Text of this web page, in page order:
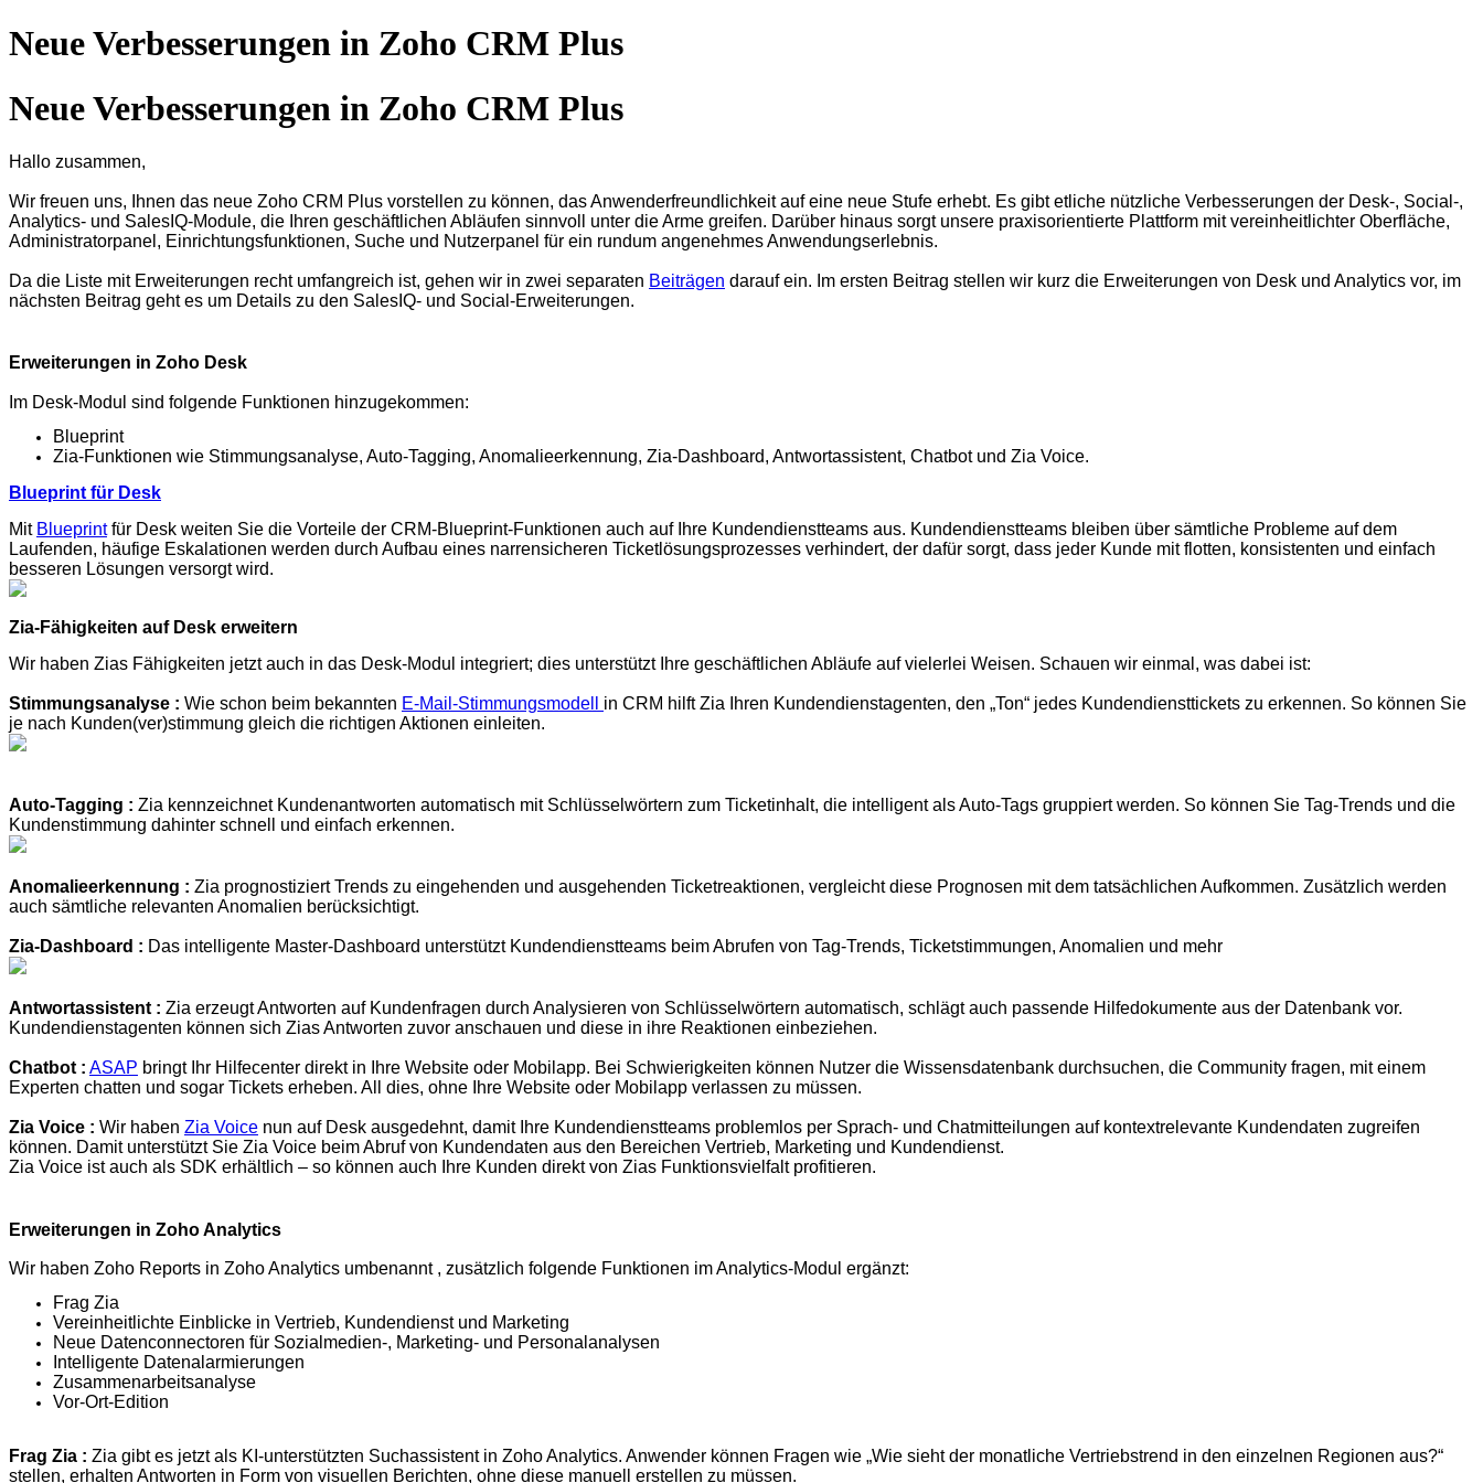
Neue Verbesserungen in Zoho CRM Plus
Neue Verbesserungen in Zoho CRM Plus
Hallo zusammen,
Wir freuen uns, Ihnen das neue Zoho CRM Plus vorstellen zu können, das Anwenderfreundlichkeit auf eine neue Stufe erhebt. Es gibt etliche nützliche Verbesserungen der Desk-, Social-,
Analytics- und SalesIQ-Module, die Ihren geschäftlichen Abläufen sinnvoll unter die Arme greifen. Darüber hinaus sorgt unsere praxisorientierte Plattform mit vereinheitlichter Oberfläche,
Administratorpanel, Einrichtungsfunktionen, Suche und Nutzerpanel für ein rundum angenehmes Anwendungserlebnis.
Da die Liste mit Erweiterungen recht umfangreich ist, gehen wir in zwei separaten Beiträgen darauf ein. Im ersten Beitrag stellen wir kurz die Erweiterungen von Desk und Analytics vor, im
nächsten Beitrag geht es um Details zu den SalesIQ- und Social-Erweiterungen.
Erweiterungen in Zoho Desk
Im Desk-Modul sind folgende Funktionen hinzugekommen:
Blueprint
Zia-Funktionen wie Stimmungsanalyse, Auto-Tagging, Anomalieerkennung, Zia-Dashboard, Antwortassistent, Chatbot und Zia Voice.
Blueprint für Desk
Mit Blueprintfür Desk weiten Sie die Vorteile der CRM-Blueprint-Funktionen auch auf Ihre Kundendienstteams aus. Kundendienstteams bleiben über sämtliche Probleme auf dem
Laufenden, häufige Eskalationen werden durch Aufbau eines narrensicheren Ticketlösungsprozesses verhindert, der dafür sorgt, dass jeder Kunde mit flotten, konsistenten und einfach
besseren Lösungen versorgt wird.
Zia-Fähigkeiten auf Desk erweitern
Wir haben Zias Fähigkeiten jetzt auch in das Desk-Modul integriert; dies unterstützt Ihre geschäftlichen Abläufe auf vielerlei Weisen. Schauen wir einmal, was dabei ist:
Stimmungsanalyse : Wie schon beim bekannten E-Mail-Stimmungsmodell in CRM hilft Zia Ihren Kundendienstagenten, den „Ton“ jedes Kundendiensttickets zu erkennen. So können Sie
je nach Kunden(ver)stimmung gleich die richtigen Aktionen einleiten.
Auto-Tagging : Zia kennzeichnet Kundenantworten automatisch mit Schlüsselwörtern zum Ticketinhalt, die intelligent als Auto-Tags gruppiert werden. So können Sie Tag-Trends und die
Kundenstimmung dahinter schnell und einfach erkennen.
Anomalieerkennung : Zia prognostiziert Trends zu eingehenden und ausgehenden Ticketreaktionen, vergleicht diese Prognosen mit dem tatsächlichen Aufkommen. Zusätzlich werden
auch sämtliche relevanten Anomalien berücksichtigt.
Zia-Dashboard : Das intelligente Master-Dashboard unterstützt Kundendienstteams beim Abrufen von Tag-Trends, Ticketstimmungen, Anomalien und mehr
Antwortassistent : Zia erzeugt Antworten auf Kundenfragen durch Analysieren von Schlüsselwörtern automatisch, schlägt auch passende Hilfedokumente aus der Datenbank vor.
Kundendienstagenten können sich Zias Antworten zuvor anschauen und diese in ihre Reaktionen einbeziehen.
Chatbot : ASAP bringt Ihr Hilfecenter direkt in Ihre Website oder Mobilapp. Bei Schwierigkeiten können Nutzer die Wissensdatenbank durchsuchen, die Community fragen, mit einem
Experten chatten und sogar Tickets erheben. All dies, ohne Ihre Website oder Mobilapp verlassen zu müssen.
Zia Voice : Wir haben Zia Voice nun auf Desk ausgedehnt, damit Ihre Kundendienstteams problemlos per Sprach- und Chatmitteilungen auf kontextrelevante Kundendaten zugreifen
können. Damit unterstützt Sie Zia Voice beim Abruf von Kundendaten aus den Bereichen Vertrieb, Marketing und Kundendienst.
Zia Voice ist auch als SDK erhältlich – so können auch Ihre Kunden direkt von Zias Funktionsvielfalt profitieren.
Erweiterungen in Zoho Analytics
Wir haben Zoho Reports in Zoho Analytics umbenannt , zusätzlich folgende Funktionen im Analytics-Modul ergänzt:
Frag Zia
Vereinheitlichte Einblicke in Vertrieb, Kundendienst und Marketing
Neue Datenconnectoren für Sozialmedien-, Marketing- und Personalanalysen
Intelligente Datenalarmierungen
Zusammenarbeitsanalyse
Vor-Ort-Edition
Frag Zia : Zia gibt es jetzt als KI-unterstützten Suchassistent in Zoho Analytics. Anwender können Fragen wie „Wie sieht der monatliche Vertriebstrend in den einzelnen Regionen aus?“
stellen, erhalten Antworten in Form von visuellen Berichten, ohne diese manuell erstellen zu müssen.